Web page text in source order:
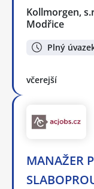
Kollmorgen,
Modřice
Plný
včerejší
MANAŽER